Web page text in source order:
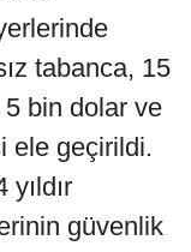
tabanca, 15
5 bin dolar ve
ele geçirildi.
güvenlik